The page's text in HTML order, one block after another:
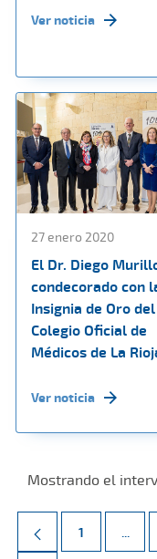
Ver noticia
27 enero 2020
El Dr. Diego
condecorado con
Insignia de Oro del
Colegio Oficial de
Médicos de La
Ver noticia
Mostrando el
Página
1 ...